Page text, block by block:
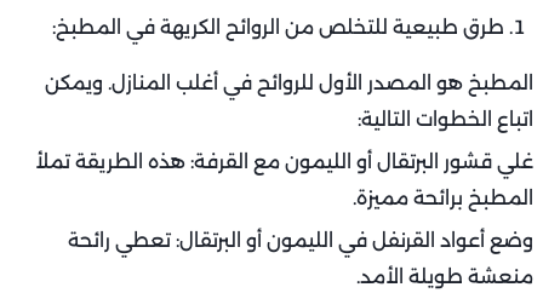
طرق طبيعية للتخلص من الروائح الكريهة في المطبخ:
المطبخ هو المصدر الأول للروائح في أغلب المنازل. ويمكن
اتباع الخطوات التالية:
غلي قشور البرتقال أو الليمون مع القرفة: هذه الطريقة تملأ
المطبخ برائحة مميزة.
وضع أعواد القرنفل في الليمون أو البرتقال: تعطي رائحة
منعشة طويلة الأمد.